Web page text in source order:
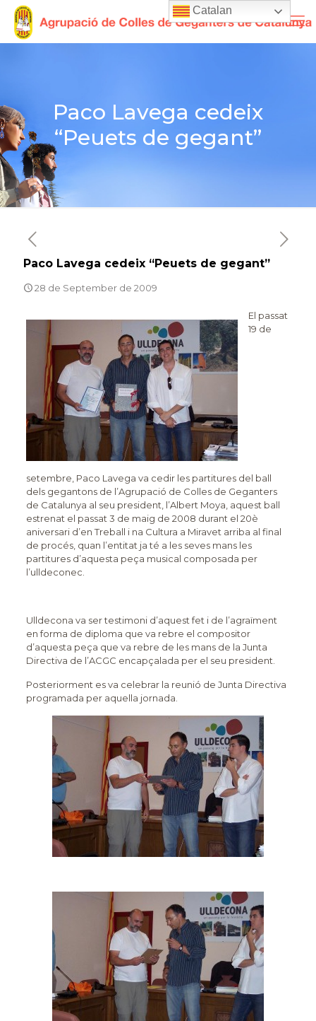
Paco Lavega cedeix
“Peuets de gegant”
Paco Lavega cedeix “Peuets de gegant”
28 de September de 2009
El passat
19 de
setembre, Paco Lavega va cedir les partitures del ball
dels gegantons de l’Agrupació de Colles de Geganters
de Catalunya al seu president, l’Albert Moya, aquest ball
estrenat el passat 3 de maig de 2008 durant el 20è
aniversari d’en Treball i na Cultura a Miravet arriba al final
de procés, quan l’entitat ja té a les seves mans les
partitures d’aquesta peça musical composada per
l’ulldeconec.
Ulldecona va ser testimoni d’aquest fet i de l’agraïment
en forma de diploma que va rebre el compositor
d’aquesta peça que va rebre de les mans de la Junta
Directiva de l’ACGC encapçalada per el seu president.
Posteriorment es va celebrar la reunió de Junta Directiva
programada per aquella jornada.
Catalan